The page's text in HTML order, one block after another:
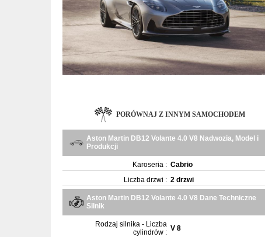
PORÓWNAJ Z INNYM SAMOCHODEM
Aston Martin DB12 Volante 4.0 V8 Nadwozia, Model i
Produkcji
Karoseria : Cabrio
Liczba drzwi : 2 drzwi
Aston Martin DB12 Volante 4.0 V8 Dane Techniczne
Silnik
Rodzaj silnika - Liczba
cylindrów : V 8